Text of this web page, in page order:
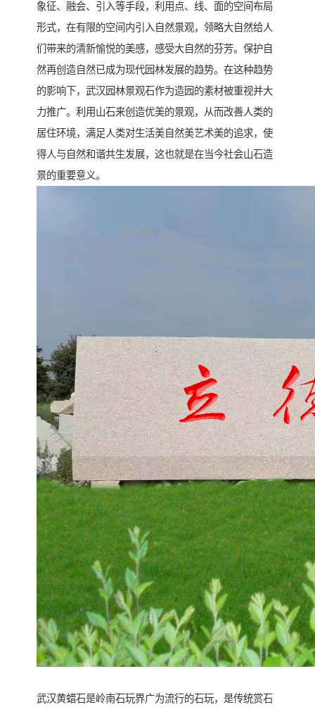
象征、融会、引入等手段，利用点、线、面的空间布局
形式，在有限的空间内引入自然景观，领略大自然给人
们带来的清新愉悦的美感，感受大自然的芬芳。保护自
然再创造自然已成为现代园林发展的趋势。在这种趋势
的影响下，武汉园林景观石作为造园的素材被重视并大
力推广。利用山石来创造优美的景观，从而改善人类的
居住环境，满足人类对生活美自然美艺术美的追求，使
得人与自然和谐共生发展，这也就是在当今社会山石造
景的重要意义。
武汉黄蜡石是岭南石玩界广为流行的石玩，是传统赏石